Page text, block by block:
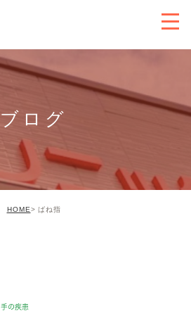
ブログ
HOME ばね指
手の疾患